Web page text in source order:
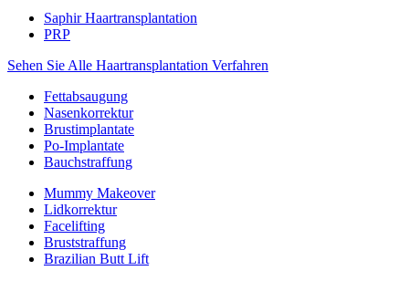
Saphir Haartransplantation
PRP
Sehen Sie Alle Haartransplantation Verfahren
Fettabsaugung
Nasenkorrektur
Brustimplantate
Po-Implantate
Bauchstraffung
Mummy Makeover
Lidkorrektur
Facelifting
Bruststraffung
Brazilian Butt Lift